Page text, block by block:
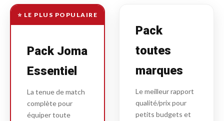
⭐ LE PLUS POPULAIRE
Pack Joma
Essentiel
La tenue de match
complète pour
équiper toute
Pack
toutes
marques
Le meilleur rapport
qualité/prix pour
petits budgets et